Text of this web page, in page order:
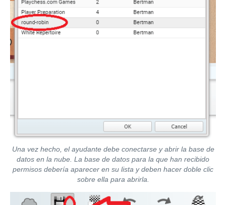
Una vez hecho, el ayudante debe conectarse y abrir la base de
datos en la nube. La base de datos para la que han recibido
permisos debería aparecer en su lista y deben hacer doble clic
sobre ella para abrirla.